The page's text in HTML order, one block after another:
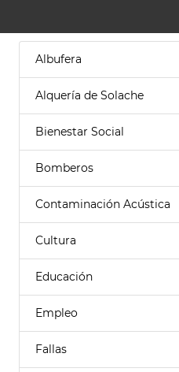
Albufera
Alquería de Solache
Bienestar Social
Bomberos
Contaminación Acústica
Cultura
Educación
Empleo
Fallas